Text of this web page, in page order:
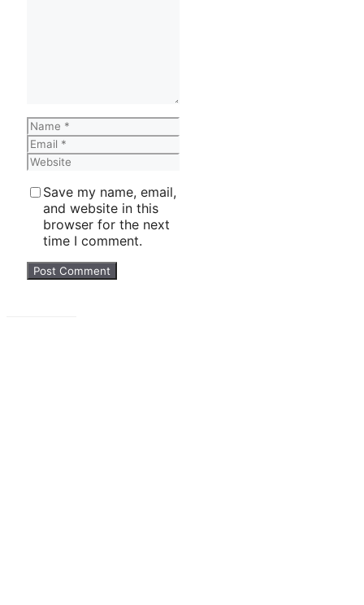
Name
Email
Website
Save my name, email,
and website in this
browser for the next
time I comment.